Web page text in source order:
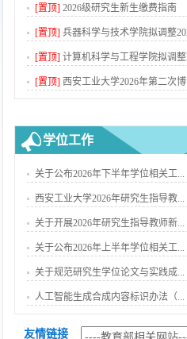
[置顶] 2026级研究生新生缴费指南
[置顶] 兵器科学与技术学院拟调整
[置顶] 计算机科学与工程学院拟调整
[置顶] 西安工业大学2026年第二次
学位工作
关于公布2026年下半年学位相关工...
西安工业大学2026年研究生指导教...
关于开展2026年研究生指导教师新...
关于公布2026年上半年学位相关工...
关于规范研究生学位论文与实践成...
人工智能生成合成内容标识办法（...
友情链接